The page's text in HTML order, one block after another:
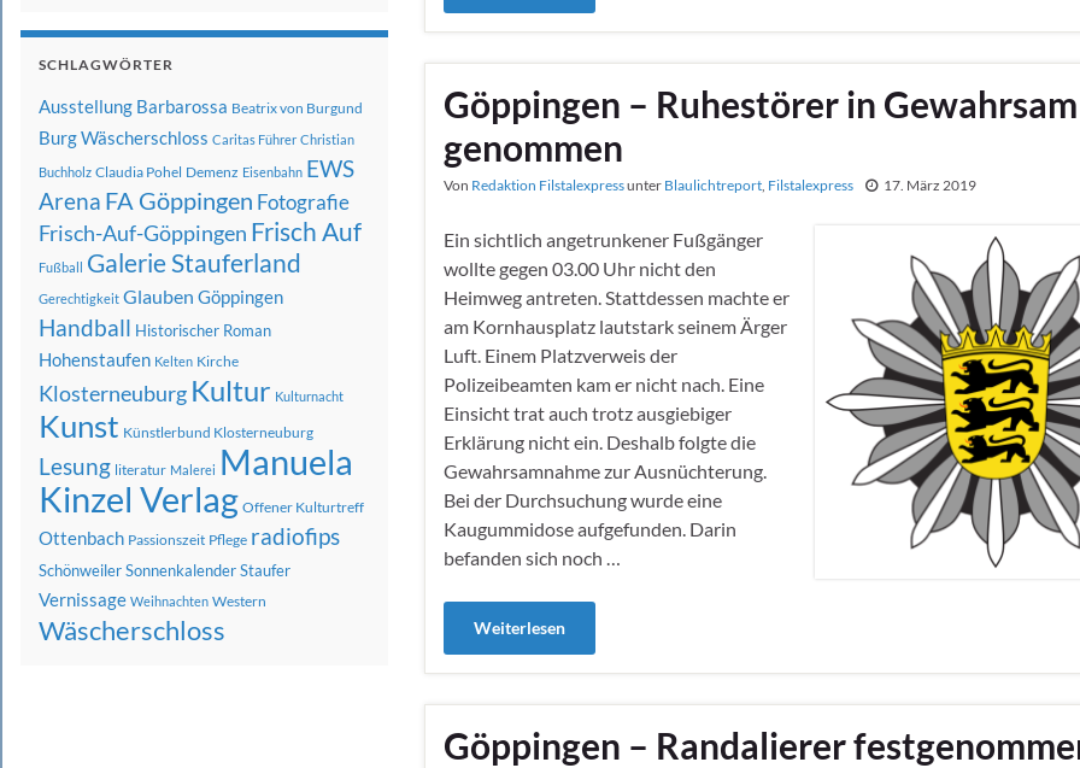
Göppingen – Ruhestörer in Gewahrsam
genommen
Von Redaktion Filstalexpressunter Blaulichtreport, Filstalexpress 17. März 2019
Ein sichtlich angetrunkener Fußgänger
wollte gegen 03.00 Uhr nicht den
Heimweg antreten. Stattdessen machte er
am Kornhausplatz lautstark seinem Ärger
Luft. Einem Platzverweis der
Polizeibeamten kam er nicht nach. Eine
Einsicht trat auch trotz ausgiebiger
Erklärung nicht ein. Deshalb folgte die
Gewahrsamnahme zur Ausnüchterung.
Bei der Durchsuchung wurde eine
Kaugummidose aufgefunden. Darin
befanden sich noch …
Weiterlesen
Göppingen – Randalierer
SCHLAGWÖRTER
Ausstellung Barbarossa Beatrix von Burgund
Burg Wäscherschloss Caritas Führer Christian
Buchholz Claudia Pohel Demenz Eisenbahn EWS
Arena FA Göppingen Fotografie
Frisch-Auf-Göppingen Frisch Auf
Fußball Galerie Stauferland
Gerechtigkeit Glauben Göppingen
Handball Historischer Roman
Hohenstaufen Kelten Kirche
Klosterneuburg Kultur Kulturnacht
Kunst Künstlerbund Klosterneuburg
Lesung literatur Malerei Manuela
Kinzel Verlag Offener Kulturtreff
Ottenbach Passionszeit Pflege radiofips
SchönweilerSonnenkalenderStaufer
Vernissage Weihnachten Western
Wäscherschloss